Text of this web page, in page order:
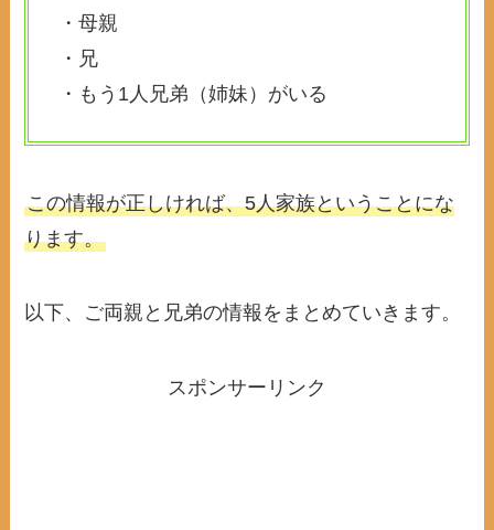
・母親
・兄
・もう1人兄弟（姉妹）がいる
この情報が正しければ、5人家族ということにな
ります。
以下、ご両親と兄弟の情報をまとめていきます。
スポンサーリンク